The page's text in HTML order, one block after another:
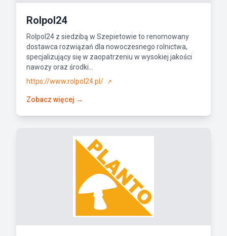
Rolpol24
Rolpol24 z siedzibą w Szepietowie to renomowany
dostawca rozwiązań dla nowoczesnego rolnictwa,
specjalizujący się w zaopatrzeniu w wysokiej jakości
nawozy oraz środki...
https://www.rolpol24.pl/
↗
Zobacz więcej →